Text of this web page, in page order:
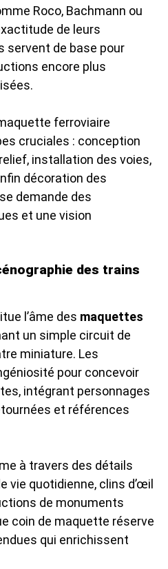
Roco, Bachmann ou
de leurs
servent de base pour
encore plus
ferroviaire
cruciales : conception
installation des voies,
décoration des
demande des
et une vision
des trains
l’âme des maquettes
un simple circuit de
miniature. Les
pour concevoir
intégrant personnages
et références
à travers des détails
vie quotidienne, clins d’œil
de monuments
coin de maquette réserve
qui enrichissent